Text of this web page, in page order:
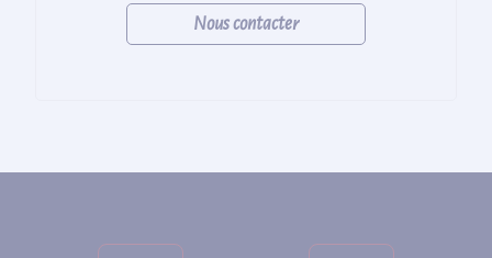
Nous contacter